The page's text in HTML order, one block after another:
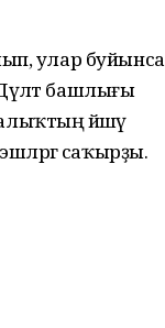
улар буйынса
башлығы
йәшәү
саҡырҙы.